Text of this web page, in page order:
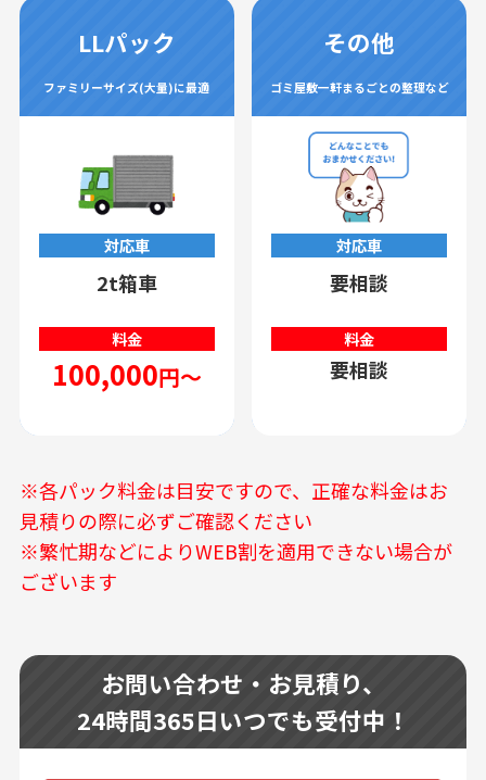
LLパック
ファミリーサイズ(大量)に最適
対応車
2t箱車
料金
100,000円～
その他
ゴミ屋敷一軒まるごとの整理など
対応車
要相談
料金
要相談
※各パック料金は目安ですので、正確な料金はお
見積りの際に必ずご確認ください
※繁忙期などによりWEB割を適用できない場合が
ございます
お問い合わせ・お見積り、
24時間365日いつでも受付中！